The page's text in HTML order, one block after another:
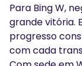
Horário de
Para Bing W,
grande vitória.
progresso
com cada